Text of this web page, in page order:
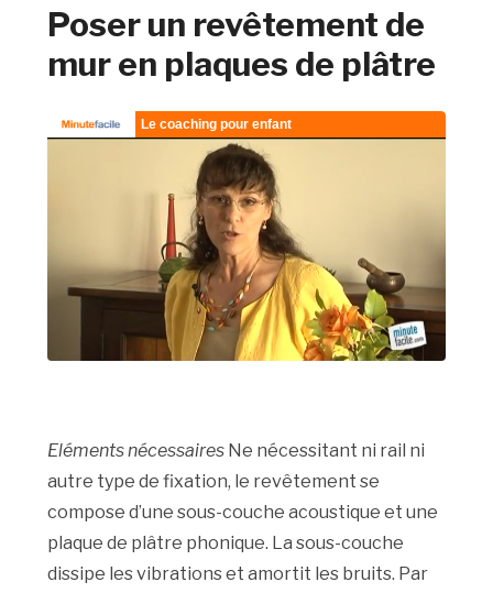
Poser un revêtement de
mur en plaques de plâtre
Eléments nécessaires Ne nécessitant ni rail ni
autre type de fixation, le revêtement se
compose d’une sous-couche acoustique et une
plaque de plâtre phonique. La sous-couche
dissipe les vibrations et amortit les bruits. Par